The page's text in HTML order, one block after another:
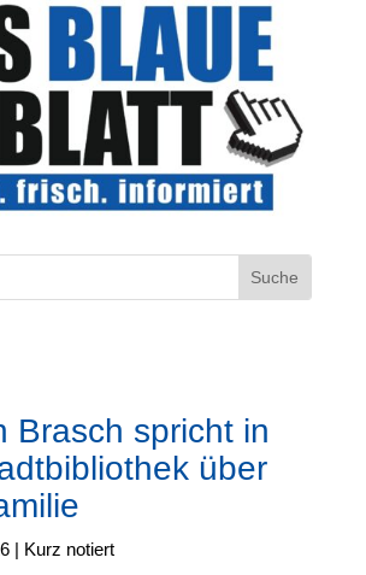
Brasch spricht in
über
| Kurz notiert